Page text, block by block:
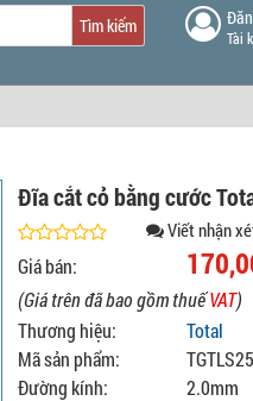
Tìm kiếm
Tài
Đĩa cắt cỏ bằng cước
Viết nhận
Giá bán:
(Giá trên đã bao gồm thuếVAT)
Thương hiệu:
Total
Mã sản phẩm:
Đường kính:
2.0mm